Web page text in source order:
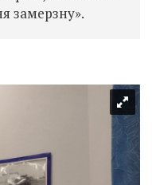
замерзну».